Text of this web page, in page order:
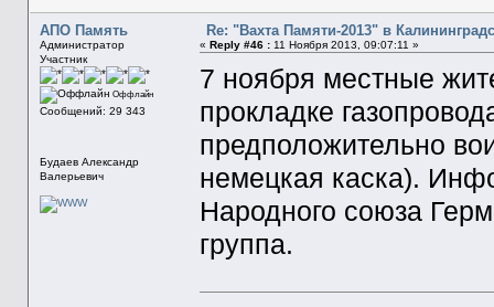
АПО Память
Администратор
Участник
Оффлайн
Сообщений: 29 343
Будаев Александр
Валерьевич
Re: "Вахта Памяти-2013" в
« Reply #46 :11 Ноября 2013, 09:07:11 »
7 ноября местные
прокладке
предположительно
немецкая каска).
Народного союза
группа.